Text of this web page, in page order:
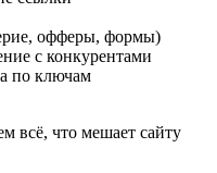
офферы, формы)
с конкурентами
по ключам
всё, что мешает сайту